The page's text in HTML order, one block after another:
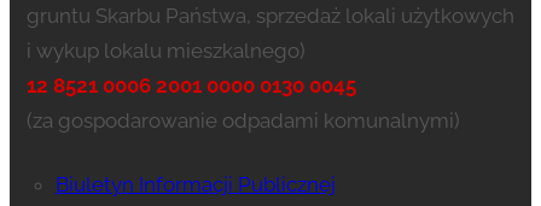
gruntu Skarbu Państwa, sprzedaż lokali użytkowych
i wykup lokalu mieszkalnego)
12 8521 0006 2001 0000 0130 0045
(za gospodarowanie odpadami komunalnymi)
Biuletyn Informacji Publicznej